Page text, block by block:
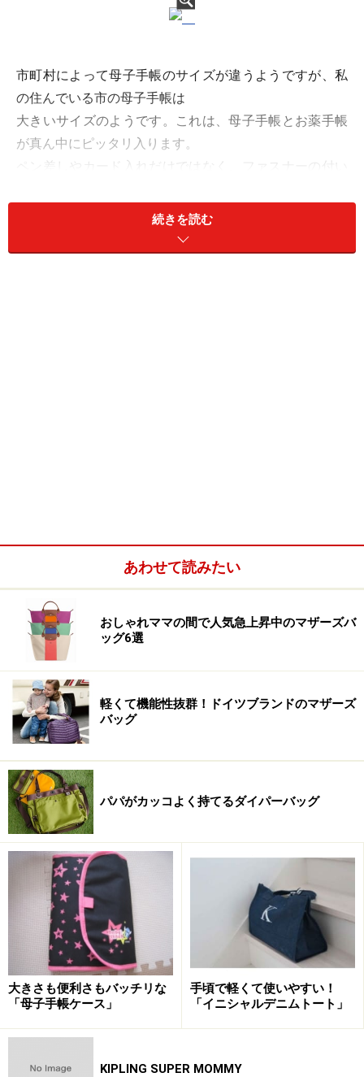
市町村によって母子手帳のサイズが違うようですが、私
の住んでいる市の母子手帳は
大きいサイズのようです。これは、母子手帳とお薬手帳
が真ん中にピッタリ入ります。
ペン差しやカード入れだけではなく、ファスナーの付い
細々としたものを入れておくことができて便利です。
今はレシートなどを入れていますが、妊娠中は安産のお
守りを入れていました。
※記事内容は執筆時点のものです。最新の内容をご確認くださ
【編集部おすすめの購入サイト】
楽天市場でマザーズバッグをチェック！
続きを読む
あわせて読みたい
おしゃれママの間で人気急上昇中のマザーズバ
ッグ6選
軽くて機能性抜群！ドイツブランドのマザーズ
バッグ
パパがカッコよく持てるダイパーバッグ
大きさも便利さもバッチリな
「母子手帳ケース」
手頃で軽くて使いやすい！
「イニシャルデニムトート」
KIPLING SUPER MOMMY